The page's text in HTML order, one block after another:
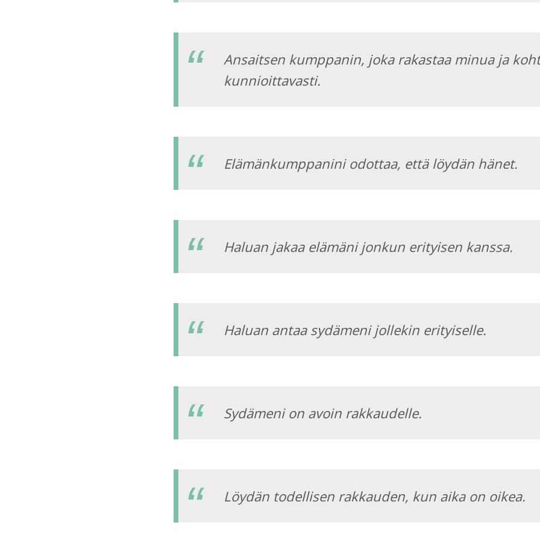
Ansaitsen kumppanin, joka rakastaa minua ja
kunnioittavasti.
Elämänkumppanini odottaa, että löydän hänet.
Haluan jakaa elämäni jonkun erityisen kanssa.
Haluan antaa sydämeni jollekin erityiselle.
Sydämeni on avoin rakkaudelle.
Löydän todellisen rakkauden, kun aika on oikea.